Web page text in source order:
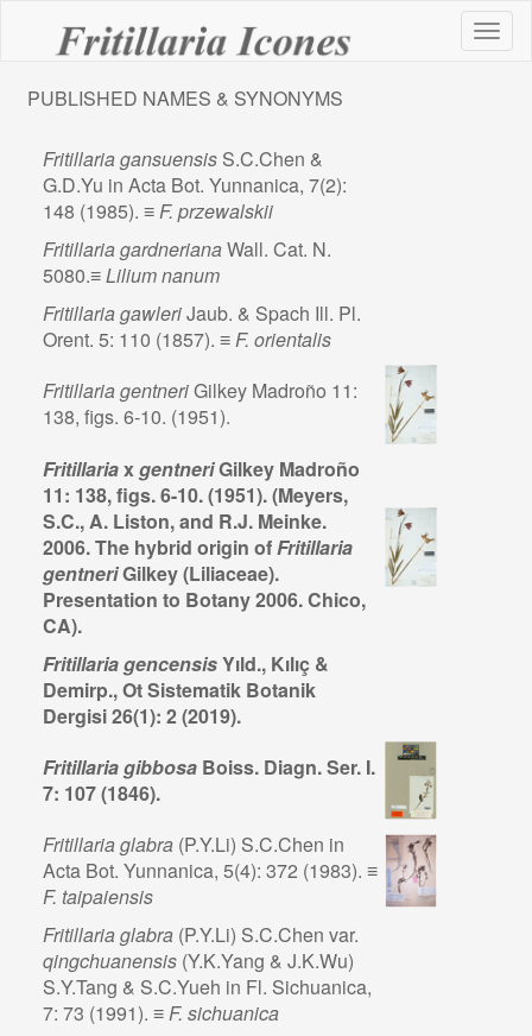
PUBLISHED NAMES & SYNONYMS
Fritillaria gansuensis S.C.Chen &
G.D.Yu in Acta Bot. Yunnanica, 7(2):
148 (1985). ≡F. przewalskii
Fritillaria gardnerianaWall. Cat. N.
5080.≡Lilium nanum
Fritillaria gawleriJaub. & Spach Ill. Pl.
Orent. 5: 110 (1857). ≡F. orientalis
Fritillaria gentneriGilkey Madroño 11:
138, figs. 6-10. (1951).
FritillariaxgentneriGilkey Madroño
11: 138, figs. 6-10. (1951).(Meyers,
S.C., A. Liston, and R.J. Meinke.
2006. The hybrid origin ofFritillaria
gentneriGilkey (Liliaceae).
Presentation to Botany 2006. Chico,
CA).
Fritillaria gencensisYıld., Kılıç &
Demirp., Ot Sistematik Botanik
Dergisi 26(1): 2 (2019).
Fritillaria gibbosa Boiss. Diagn. Ser. I.
7: 107 (1846).
Fritillaria glabra (P.Y.Li) S.C.Chen in
Acta Bot. Yunnanica, 5(4): 372 (1983). ≡
F. taipaiensis
Fritillaria glabra (P.Y.Li) S.C.Chen var.
qingchuanensis (Y.K.Yang & J.K.Wu)
S.Y.Tang & S.C.Yueh in Fl. Sichuanica,
7: 73 (1991). ≡F. sichuanica